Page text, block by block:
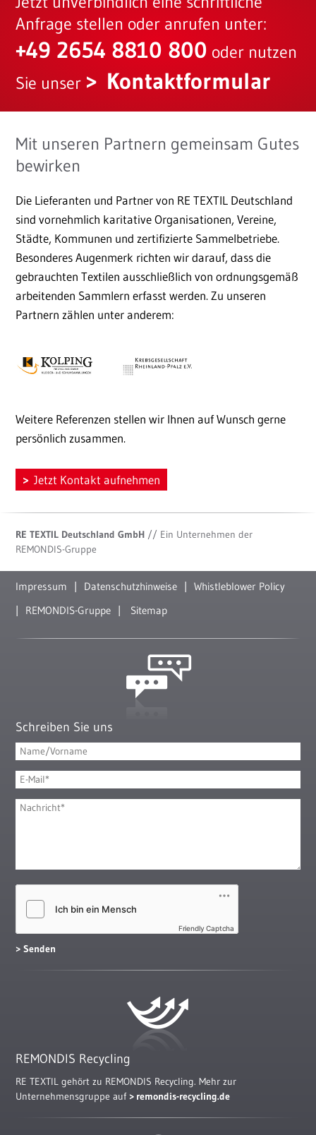
Anfrage stellen oder anrufen unter:
+49 2654 8810 800 oder nutzen
Sie unser
Kontaktformular
Mit unseren Partnern gemeinsam Gutes
bewirken
Die Lieferanten und Partner von RE TEXTIL Deutschland
sind vornehmlich karitative Organisationen, Vereine,
Städte, Kommunen und zertifizierte Sammelbetriebe.
Besonderes Augenmerk richten wir darauf, dass die
gebrauchten Textilen ausschließlich von ordnungsgemäß
arbeitenden Sammlern erfasst werden. Zu unseren
Partnern zählen unter anderem:
Weitere Referenzen stellen wir Ihnen auf Wunsch gerne
persönlich zusammen.
Jetzt Kontakt aufnehmen
RE TEXTIL Deutschland GmbH // Ein Unternehmen der
REMONDIS-Gruppe
Impressum Datenschutzhinweise
Whistleblower Policy
REMONDIS-Gruppe
Sitemap
Schreiben Sie uns
Friendly Captcha
REMONDIS Recycling
RE TEXTIL gehört zu REMONDIS Recycling. Mehr zur
Unternehmensgruppe auf
remondis-recycling.de